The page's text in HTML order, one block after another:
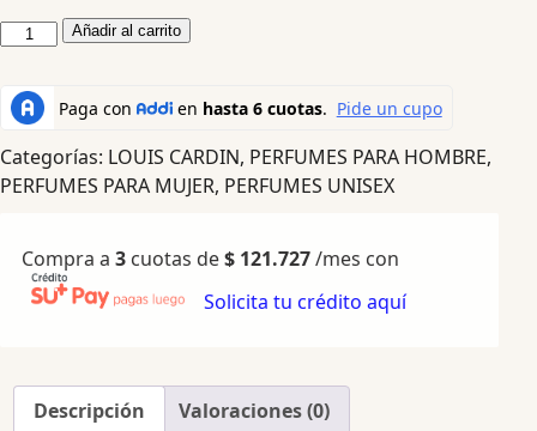
Añadir al carrito
Categorías: LOUIS CARDIN, PERFUMES PARA HOMBRE,
PERFUMES PARA MUJER, PERFUMES UNISEX
Compra a 3 cuotas de$ 121.727/mes con
Solicita tu crédito aquí
Descripción Valoraciones (0)